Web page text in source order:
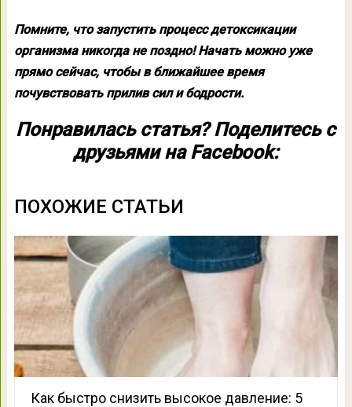
Помните, что запустить процесс детоксикации
организма никогда не поздно! Начать можно уже
прямо сейчас, чтобы в ближайшее время
почувствовать прилив сил и бодрости.
Понравилась статья? Поделитесь с
друзьями на Facebook:
ПОХОЖИЕ СТАТЬИ
Как быстро снизить высокое давление: 5